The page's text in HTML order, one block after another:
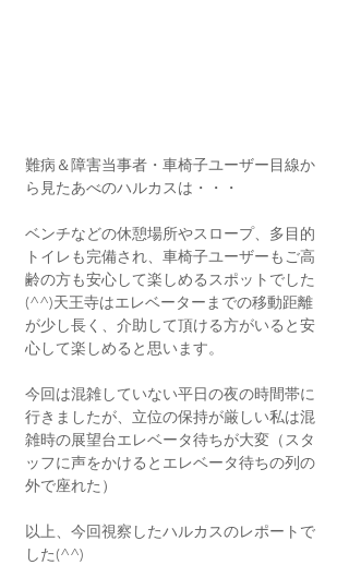
難病＆障害当事者・車椅子ユーザー目線か
ら見たあべのハルカスは・・・
ベンチなどの休憩場所やスロープ、多目的
トイレも完備され、車椅子ユーザーもご高
齢の方も安心して楽しめるスポットでした
(^^)天王寺はエレベーターまでの移動距離
が少し長く、介助して頂ける方がいると安
心して楽しめると思います。
今回は混雑していない平日の夜の時間帯に
行きましたが、立位の保持が厳しい私は混
雑時の展望台エレベータ待ちが大変（スタ
ッフに声をかけるとエレベータ待ちの列の
外で座れた）
以上、今回視察したハルカスのレポートで
した(^^)